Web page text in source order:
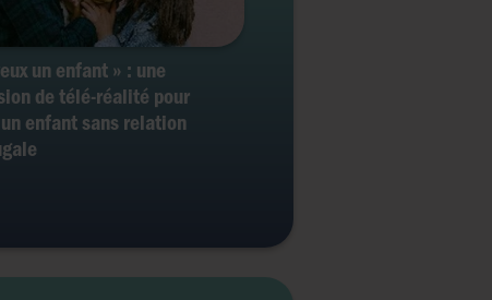
un enfant » : une
de télé-réalité pour
enfant sans relation